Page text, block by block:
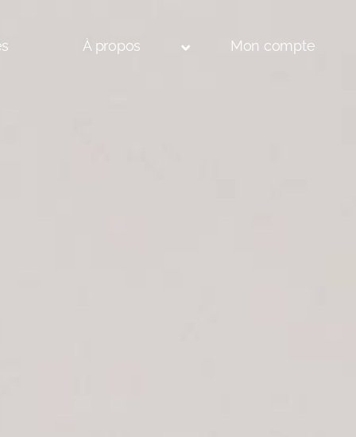
À propos Mon compte